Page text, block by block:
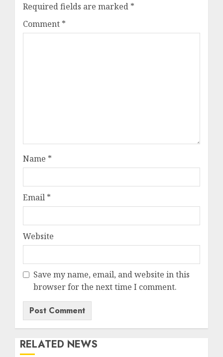
Required fields are marked *
Comment *
Name *
Email *
Website
Save my name, email, and website in this
browser for the next time I comment.
RELATED NEWS